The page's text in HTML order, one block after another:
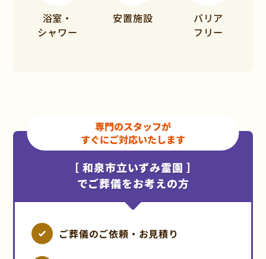
浴室・
シャワー
安置施設
バリア
フリー
［ 和泉市立いずみ霊園 ］
でご葬儀をお考えの方
専門のスタッフが
すぐにご対応いたします
ご葬儀のご依頼・お見積り